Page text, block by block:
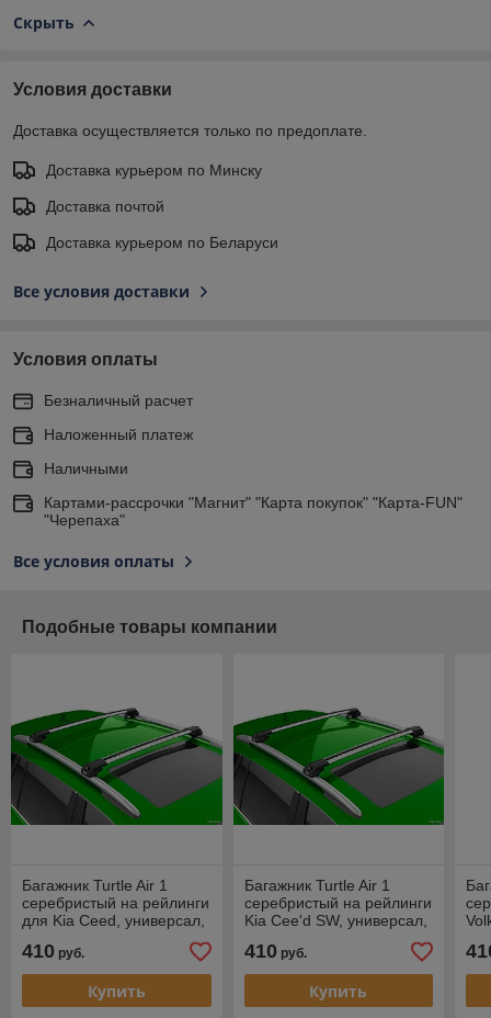
Скрыть
Условия доставки
Доставка осуществляется только по предоплате.
Доставка курьером по Минску
Доставка почтой
Доставка курьером по Беларуси
Все условия доставки
Условия оплаты
Безналичный расчет
Наложенный платеж
Наличными
Картами-рассрочки "Магнит" "Карта покупок" "Карта-FUN"
"Черепаха"
Все условия оплаты
Подобные товары компании
Багажник Turtle Air 1
серебристый на рейлинги
для Kia Ceed, универсал,
410 руб.
Купить
Багажник Turtle Air 1
серебристый на рейлинги
Kia Cee'd SW, универсал,
410руб.
Купить